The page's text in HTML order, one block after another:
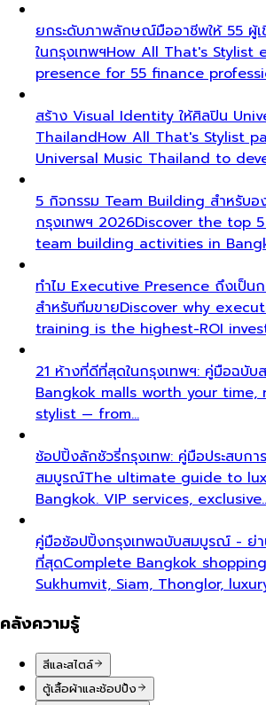
ยกระดับภาพลักษณ์มืออาชีพให้ 55 ผู้
ในกรุงเทพฯHow All That's Stylist
presence for 55 finance
สร้าง Visual Identity ให้ศิลปิน
ThailandHow All That's Stylist
Universal Music Thailand to
5 กิจกรรม Team Building สำหรับอ
กรุงเทพฯ 2026Discover the top
team building activities in
ทำไม Executive Presence ถึงเป็น
สำหรับทีมขายDiscover why
training is the highest-ROI
21 ห้างที่ดีที่สุดในกรุงเทพฯ: คู่มือฉบั
Bangkok malls worth your time,
stylist — from…
ช้อปปิ้งลักชัวรี่กรุงเทพ: คู่มือประสบก
สมบูรณ์The ultimate guide to
Bangkok. VIP services,
คู่มือช้อปปิ้งกรุงเทพฉบับสมบูรณ์ - ย่า
ที่สุดComplete Bangkok
Sukhumvit, Siam, Thonglor,
คลังความรู้
สีและสไตล์
ตู้เสื้อผ้าและช้อปปิ้ง